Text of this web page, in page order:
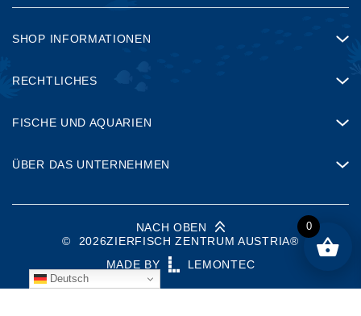
SHOP INFORMATIONEN
RECHTLICHES
FISCHE UND AQUARIEN
ÜBER DAS UNTERNEHMEN
© 2026ZIERFISCH ZENTRUM AUSTRIA®
MADE BY
LEMONTEC
NACH OBEN
Deutsch
0